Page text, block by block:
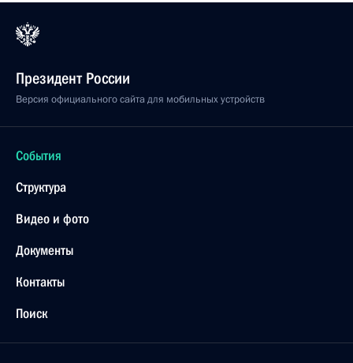
Президент России
Версия официального сайта для мобильных устройств
События
Структура
Видео и фото
Документы
Контакты
Поиск